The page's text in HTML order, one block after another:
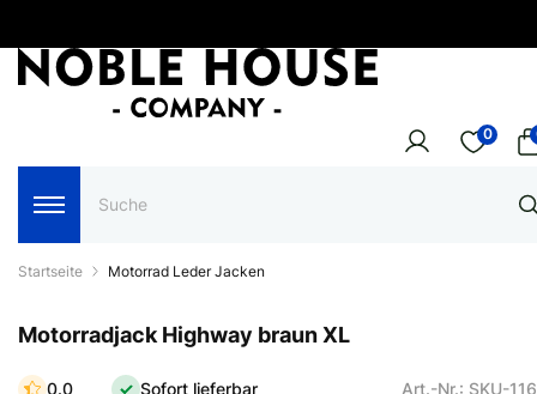
0
Startseite Motorrad Leder Jacken
Motorradjack Highway braun XL
0.0 Sofort lieferbar Art.-Nr.: SKU-